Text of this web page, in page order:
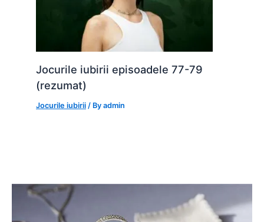
Jocurile iubirii episoadele 77-79
(rezumat)
Jocurile iubirii / Byadmin